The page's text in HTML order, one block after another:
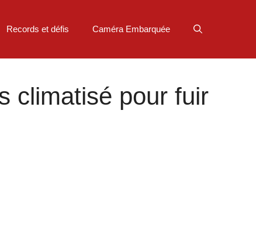
Records et défis Caméra Embarquée
climatisé pour fuir